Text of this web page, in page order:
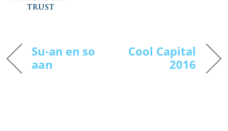
Cool Capital 2016
Su-an en so
aan
Cool Capital
2016